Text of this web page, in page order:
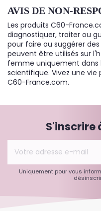
AVIS DE NON-
Les produits C60-
diagnostiquer, traiter ou
pour faire ou suggérer
peuvent être utilisés sur
femme uniquement dans
scientifique. Vivez une vie
C60-France.com.
S'inscrire
Uniquement pour vous